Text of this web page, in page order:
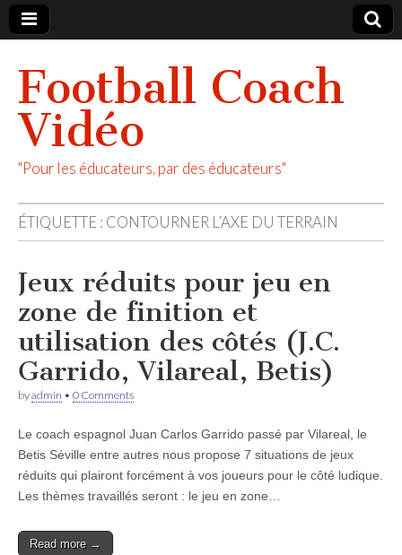
Football Coach
Vidéo
"Pour les éducateurs, par des éducateurs"
ÉTIQUETTE : CONTOURNER L’AXE DU TERRAIN
Jeux réduits pour jeu en
zone de finition et
utilisation des côtés (J.C.
Garrido, Vilareal, Betis)
byadmin • 0 Comments
Le coach espagnol Juan Carlos Garrido passé par Vilareal, le
Betis Séville entre autres nous propose 7 situations de jeux
réduits qui plairont forcément à vos joueurs pour le côté ludique.
Les thèmes travaillés seront : le jeu en zone…
Read more →